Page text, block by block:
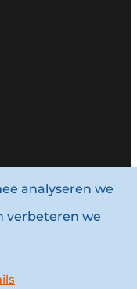
analyseren we
verbeteren we